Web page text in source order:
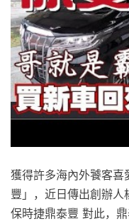
獲得許多海內外饕客喜
豐」，近日傳出創辦
保時捷鼎泰豐 對此，